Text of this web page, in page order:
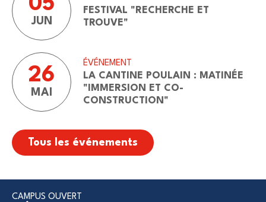
05
JUN
FESTIVAL "RECHERCHE ET
TROUVE"
26
MAI
ÉVÉNEMENT
LA CANTINE POULAIN : MATINÉE
"IMMERSION ET CO-
CONSTRUCTION"
Tous les événements
CAMPUS OUVERT